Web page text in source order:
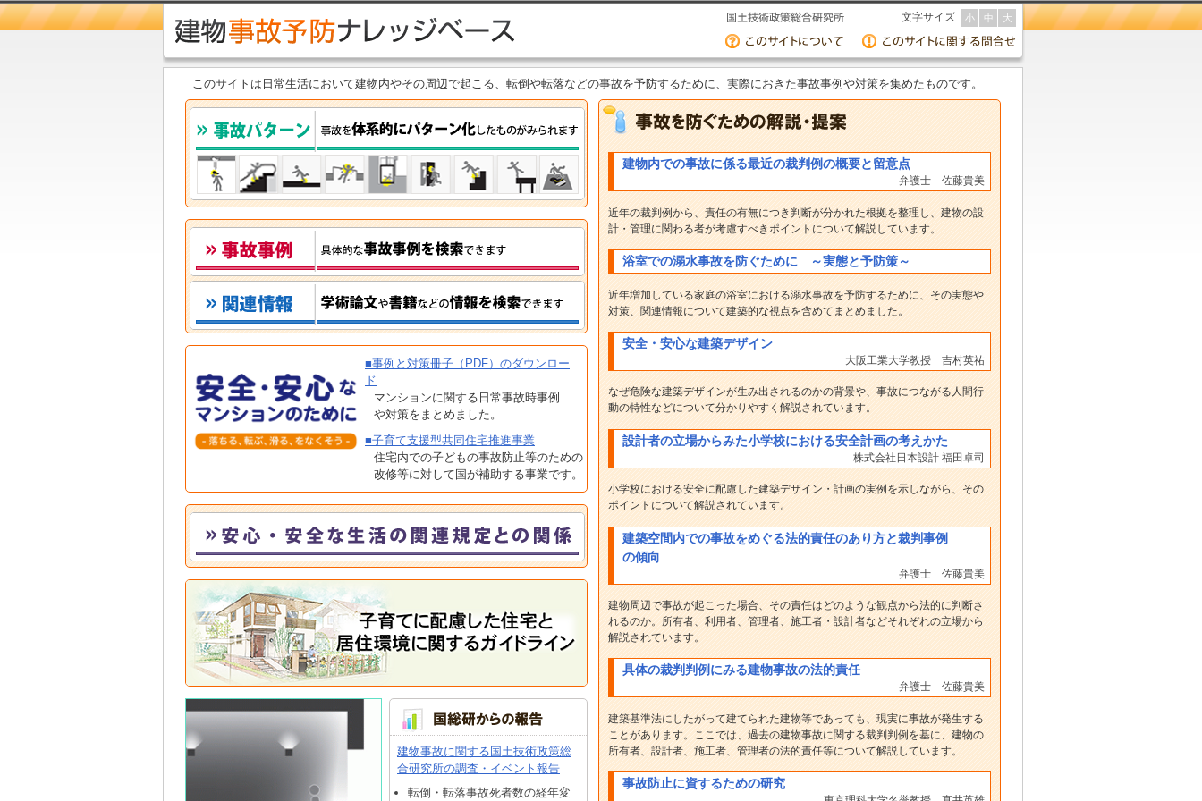
文字サイズ 小 中 大
このサイトは日常生活において建物内やその周辺で起こる、転倒や転落などの事故を予防するために、実際におきた事故事例や対策を集めたものです。
■事例と対策冊子（PDF）のダウンロー
ド
マンションに関する日常事故時事例
や対策をまとめました。
■子育て支援型共同住宅推進事業
住宅内での子どもの事故防止等のための
改修等に対して国が補助する事業です。
建物事故に関する国土技術政策総
合研究所の調査・イベント報告
転倒・転落事故死者数の経年変
建物内での事故に係る最近の裁判例の概要と留意点
弁護士 佐藤貴美
近年の裁判例から、責任の有無につき判断が分かれた根拠を整理し、建物の設
計・管理に関わる者が考慮すべきポイントについて解説しています。
浴室での溺水事故を防ぐために ～実態と予防策～
近年増加している家庭の浴室における溺水事故を予防するために、その実態や
対策、関連情報について建築的な視点を含めてまとめました。
安全・安心な建築デザイン
大阪工業大学教授 吉村英祐
なぜ危険な建築デザインが生み出されるのかの背景や、事故につながる人間行
動の特性などについて分かりやすく解説されています。
設計者の立場からみた小学校における安全計画の考えかた
株式会社日本設計 福田卓司
小学校における安全に配慮した建築デザイン・計画の実例を示しながら、その
ポイントについて解説されています。
建築空間内での事故をめぐる法的責任のあり方と裁判事例
の傾向
弁護士 佐藤貴美
建物周辺で事故が起こった場合、その責任はどのような観点から法的に判断さ
れるのか。所有者、利用者、管理者、施工者・設計者などそれぞれの立場から
解説されています。
具体の裁判判例にみる建物事故の法的責任
弁護士 佐藤貴美
建築基準法にしたがって建てられた建物等であっても、現実に事故が発生する
ことがあります。ここでは、過去の建物事故に関する裁判判例を基に、建物の
所有者、設計者、施工者、管理者の法的責任等について解説しています。
事故防止に資するための研究